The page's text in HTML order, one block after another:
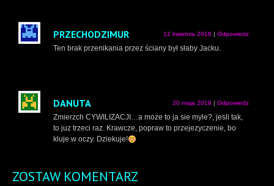
PRZECHODZIMUR 12 kwietnia 2018 Odpowiedz
Ten brak przenikania przez ściany był słaby Jacku.
DANUTA 20 maja 2018 Odpowiedz
Zmierzch CYWILIZACJI…a moze to ja sie myle?, jesli tak,
to juz trzeci raz. Krawcze, popraw to przejezyczenie, bo
kluje w oczy. Dziekuje!
ZOSTAW KOMENTARZ